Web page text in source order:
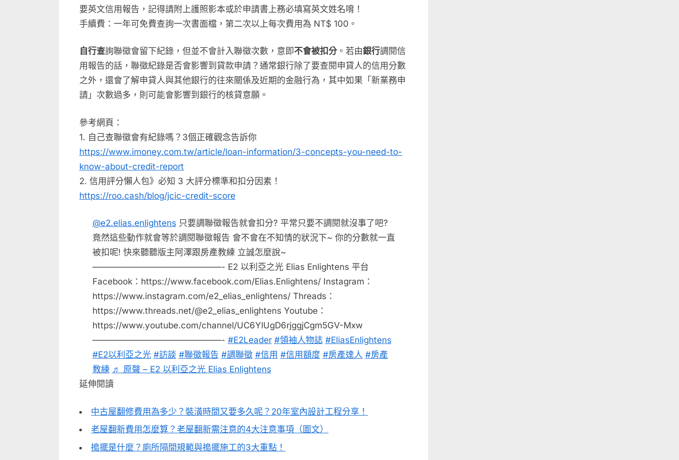
要英文信用報告，記得請附上護照影本或於申請書上務必填寫英文姓名唷！
手續費：一年可免費查詢一次書面檔，第二次以上每次費用為 NT$ 100。
自行查詢聯徵會留下紀錄，但並不會計入聯徵次數，意即不會被扣分 。若由銀行調閱信
用報告的話，聯徵紀錄是否會影響到貸款申請？通常銀行除了要查閱申貸人的信用分數
之外，還會了解申貸人與其他銀行的往來關係及近期的金融行為，其中如果「新業務申
請」次數過多，則可能會影響到銀行的核貸意願。
參考網頁：
1. 自己查聯徵會有紀錄嗎？3個正確觀念告訴你
https://www.imoney.com.tw/article/loan-information/3-concepts-you-need-to-
know-about-credit-report
2. 信用評分懶人包》必知 3 大評分標準和扣分因素！
https://roo.cash/blog/jcic-credit-score
@e2.elias.enlightens 只要調聯徵報告就會扣分? 平常只要不調閱就沒事了吧?
竟然這些動作就會等於調閱聯徵報告 會不會在不知情的狀況下~ 你的分數就一直
被扣呢! 快來聽聽版主阿澤跟房產教練 立誠怎麼說~
———————————————- E2 以利亞之光 Elias Enlightens 平台
Facebook：https://www.facebook.com/Elias.Enlightens/ Instagram：
https://www.instagram.com/e2_elias_enlightens/ Threads：
https://www.threads.net/@e2_elias_enlightens Youtube：
https://www.youtube.com/channel/UC6YlUgD6rjggjCgm5GV-Mxw
———————————————- #E2Leader #領袖人物誌 #EliasEnlightens
#E2以利亞之光 #訪談 #聯徵報告 #調聯徵 #信用 #信用額度 #房產達人 #房產
教練 ♬ 原聲 – E2 以利亞之光 Elias Enlightens
延伸閱讀
中古屋翻修費用為多少？裝潢時間又要多久呢？20年室內設計工程分享！
老屋翻新費用怎麼算？老屋翻新需注意的4大注意事項（圖文）
搗擺是什麼？廁所隔間規範與搗擺施工的3大重點！